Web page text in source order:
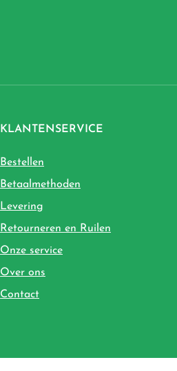
KLANTENSERVICE
Bestellen
Betaalmethoden
Levering
Retourneren en Ruilen
Onze service
Over ons
Contact